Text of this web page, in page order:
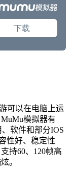
可以在电脑上运
模拟器有
软件和部分IOS
性好、稳定性
持60、120帧高
。